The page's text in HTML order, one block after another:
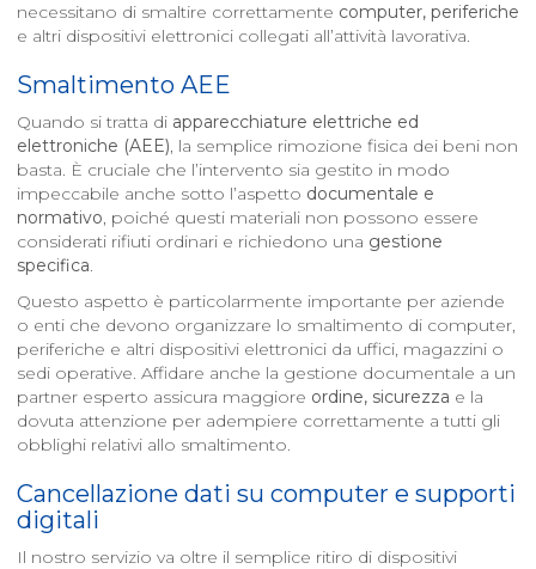
necessitano di smaltire correttamente computer, periferiche
e altri dispositivi elettronici collegati all’attività lavorativa.
Smaltimento AEE
Quando si tratta di apparecchiature elettriche ed
elettroniche (AEE), la semplice rimozione fisica dei beni non
basta. È cruciale che l’intervento sia gestito in modo
impeccabile anche sotto l’aspetto documentale e
normativo, poiché questi materiali non possono essere
considerati rifiuti ordinari e richiedono una gestione
specifica.
Questo aspetto è particolarmente importante per aziende
o enti che devono organizzare lo smaltimento di computer,
periferiche e altri dispositivi elettronici da uffici, magazzini o
sedi operative. Affidare anche la gestione documentale a un
partner esperto assicura maggiore ordine, sicurezza e la
dovuta attenzione per adempiere correttamente a tutti gli
obblighi relativi allo smaltimento.
Cancellazione dati su computer e supporti
digitali
Il nostro servizio va oltre il semplice ritiro di dispositivi